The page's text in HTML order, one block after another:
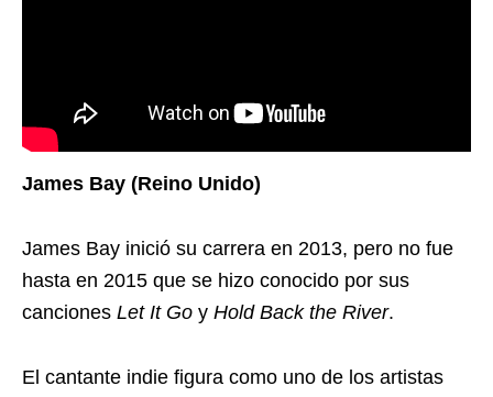
James Bay (Reino Unido)
James Bay inició su carrera en 2013, pero no fue
hasta en 2015 que se hizo conocido por sus
canciones Let It Go y Hold Back the River.
El cantante indie figura como uno de los artistas